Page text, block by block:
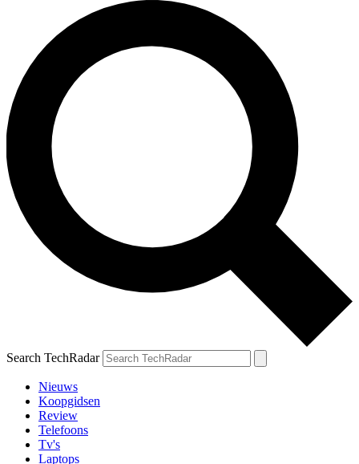
Search TechRadar
Nieuws
Koopgidsen
Review
Telefoons
Tv's
Laptops